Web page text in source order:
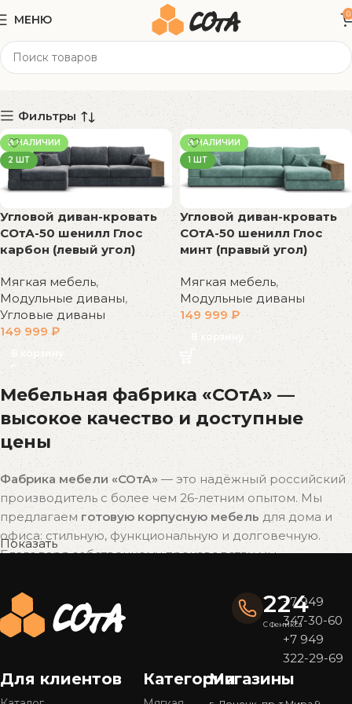
МЕНЮ 0
Мягкий + с полкой
Фильтры
В НАЛИЧИИ
2 ШТ
Угловой диван-кровать
СОтА-50 шенилл Глос
карбон (левый угол)
Мягкая мебель,
Модульные диваны,
Угловые диваны
149 999₽
В корзину
В НАЛИЧИИ
1 ШТ
Угловой диван-кровать
СОтА-50 шенилл Глос
минт (правый угол)
Мягкая мебель,
Модульные диваны
149 999₽
В корзину
Мебельная фабрика «СОтА» —
высокое качество и доступные
цены
Фабрика мебели «СОтА»— это надёжный российский
производитель с более чем 26-летним опытом. Мы
предлагаемготовую корпусную мебельдля дома и
офиса: стильную, функциональную и долговечную.
Благодаря собственному производству мы
качества
Почему выбирают мебель «СОтА»?
У нас представлен
большой выбор мебелив
популярных стилях — от современного минимализма
Показать
224
С Феникса
+7 949
347-30-60
+7 949
322-29-69
Для клиентов КатегорииМагазины